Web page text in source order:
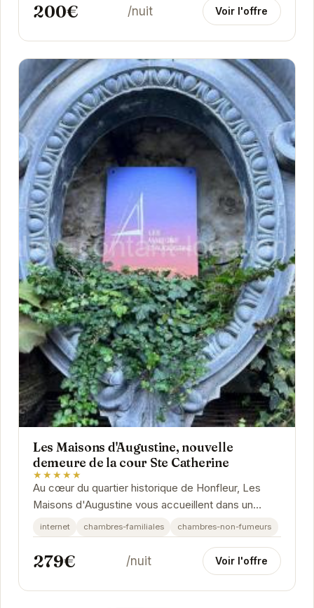
200€ /nuit Voir l'offre
Les Maisons d'Augustine, nouvelle
demeure de la cour Ste Catherine
★★★★★
Au cœur du quartier historique de Honfleur, Les
Maisons d'Augustine vous accueillent dans un
cadre élégant et chaleureux. L'établissement allie...
internet chambres-familiales chambres-non-fumeurs
279€ /nuit Voir l'offre